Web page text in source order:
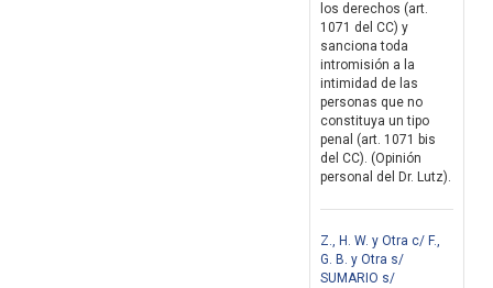
los derechos (art.
1071 del CC) y
sanciona toda
intromisión a la
intimidad de las
personas que no
constituya un tipo
penal (art. 1071 bis
del CC). (Opinión
personal del Dr. Lutz).
Z., H. W. y Otra c/ F.,
G. B. y Otra s/
SUMARIO s/